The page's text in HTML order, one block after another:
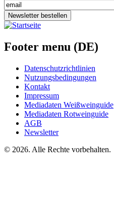
Newsletter bestellen
Footer menu (DE)
Datenschutzrichtlinien
Nutzungsbedingungen
Kontakt
Impressum
Mediadaten Weißweinguide
Mediadaten Rotweinguide
AGB
Newsletter
© 2026. Alle Rechte vorbehalten.